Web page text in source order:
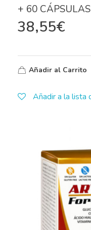
+ 60 CÁPSULAS
38,55€
Añadir al Carrito
Añadir a la lista